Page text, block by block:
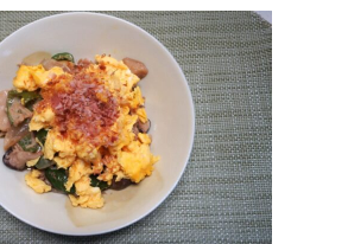
妊婦健診
お産について
親と子の結びつき支援